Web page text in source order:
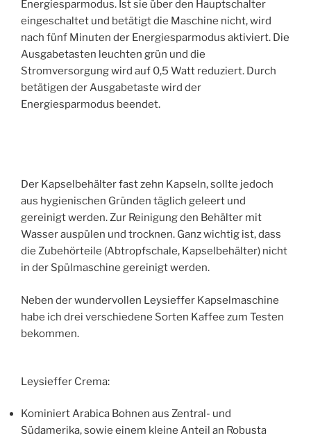
Energiesparmodus. Ist sie über den Hauptschalter
eingeschaltet und betätigt die Maschine nicht, wird
nach fünf Minuten der Energiesparmodus aktiviert. Die
Ausgabetasten leuchten grün und die
Stromversorgung wird auf 0,5 Watt reduziert. Durch
betätigen der Ausgabetaste wird der
Energiesparmodus beendet.
Der Kapselbehälter fast zehn Kapseln, sollte jedoch
aus hygienischen Gründen täglich geleert und
gereinigt werden. Zur Reinigung den Behälter mit
Wasser auspülen und trocknen. Ganz wichtig ist, dass
die Zubehörteile (Abtropfschale, Kapselbehälter) nicht
in der Spülmaschine gereinigt werden.
Neben der wundervollen Leysieffer Kapselmaschine
habe ich drei verschiedene Sorten Kaffee zum Testen
bekommen.
Leysieffer Crema:
Kominiert Arabica Bohnen aus Zentral- und
Südamerika, sowie einem kleine Anteil an Robusta